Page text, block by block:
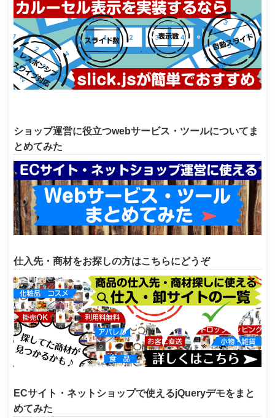
ショップ運営に役立つwebサービス・ツールについてま
とめてみた
仕入先・商材をお探しの方はこちらにどうぞ
ECサイト・ネットショップで使えるjQueryデモをまと
めてみた